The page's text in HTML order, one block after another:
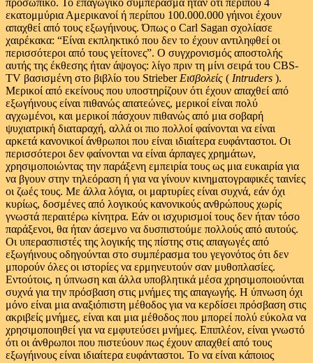
προσωπικό. Το επαγωγικό συμπέρασμα ήταν ότι περίπου 4
εκατομμύρια Αμερικανοί ή περίπου 100.000.000 γήινοι έχουν
απαχθεί από τους εξωγήινους. Όπως ο Carl Sagan σχολίασε
χαιρέκακα: “Είναι εκπληκτικό που δεν το έχουν αντιληφθεί οι
περισσότεροι από τους γείτονες”. Ο συγχρονισμός αποστολής
αυτής της έκθεσης ήταν άψογος: λίγο πριν τη μίνι σειρά του CBS-
TV βασισμένη στο βιβλίο του Strieber Εισβολείς ( Intruders ).
Μερικοί από εκείνους που υποστηρίζουν ότι έχουν απαχθεί από
εξωγήινους είναι πιθανώς απατεώνες, μερικοί είναι πολύ
αγχωμένοι, και μερικοί πάσχουν πιθανώς από μια σοβαρή
ψυχιατρική διαταραχή, αλλά οι πιο πολλοί φαίνονται να είναι
αρκετά κανονικοί άνθρωποι που είναι ιδιαίτερα ευφάνταστοι. Οι
περισσότεροι δεν φαίνονται να είναι άρπαγες χρημάτων,
χρησιμοποιώντας την παράξενη εμπειρία τους ως μια ευκαιρία για
να βγουν στην τηλεόραση ή για να γίνουν κινηματογραφικές ταινίες
οι ζωές τους. Με άλλα λόγια, οι μαρτυρίες είναι συχνά, εάν όχι
κυρίως, δοσμένες από λογικούς κανονικούς ανθρώπους χωρίς
γνωστά περαιτέρω κίνητρα. Εάν οι ισχυρισμοί τους δεν ήταν τόσο
παράξενοι, θα ήταν άσεμνο να δυσπιστούμε πολλούς από αυτούς.
Οι υπερασπιστές της λογικής της πίστης στις απαγωγές από
εξωγήινους οδηγούνται στο συμπέρασμα του γεγονότος ότι δεν
μπορούν όλες οι ιστορίες να ερμηνευτούν σαν μυθοπλασίες.
Εντούτοις, η ύπνωση και άλλα υποβλητικά μέσα χρησιμοποιούνται
συχνά για την πρόσβαση στις μνήμες της απαγωγής. Η ύπνωση όχι
μόνο είναι μια αναξιόπιστη μέθοδος για να κερδίσει πρόσβαση στις
ακριβείς μνήμες, είναι και μια μέθοδος που μπορεί πολύ εύκολα να
χρησιμοποιηθεί για να εμφυτεύσει μνήμες. Επιπλέον, είναι γνωστό
ότι οι άνθρωποι που πιστεύουν πως έχουν απαχθεί από τους
εξωγήινους είναι ιδιαίτερα ευφάνταστοι. Το να είναι κάποιος